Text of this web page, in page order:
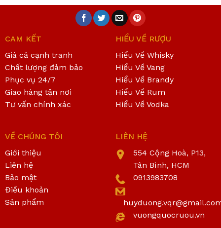
CAM KẾT
Giá cả cạnh tranh
Chất lượng đảm bảo
Phục vụ 24/7
Giao hàng tận nơi
Tư vấn chính xác
HIỂU VỀ RƯỢU
Hiểu Về Whisky
Hiểu Về Vang
Hiểu Về Brandy
Hiểu Về Rum
Hiểu Về Vodka
VỀ CHÚNG TÔI
Giới thiệu
Liên hệ
Bảo mật
Điều khoản
Sản phẩm
LIÊN HỆ
554 Cộng Hoà, P13,
Tân Bình, HCM
0913983708
vuongquocruou.vn